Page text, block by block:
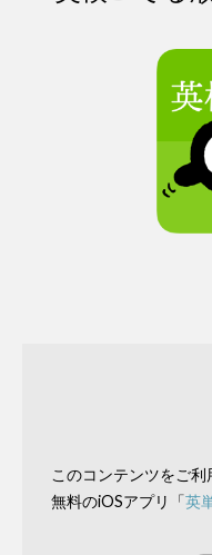
このコンテンツをご利
無料のiOSアプリ「英